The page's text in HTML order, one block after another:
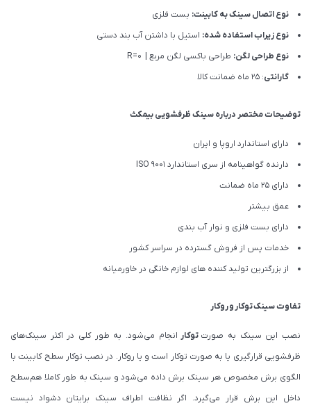
نوع اتصال سینک به کابینت: بست فلزی
نوع زیراب استفاده شده: استیل با داشتن آب بند دستی
نوع طراحی لگن: طراحی باکسی لگن مربع | R=0
گارانتی: ۲۵ ماه ضمانت کالا
توضیحات مختصر درباره سینک ظرفشویی بیمکث
دارای استاندارد اروپا و ایران
دارنده گواهینامه از سری استاندارد ISO 9001
دارای 25 ماه ضمانت
عمق بیشتر
دارای بست فلزی و نوار آب بندی
خدمات پس از فروش گسترده در سراسر کشور
از بزرگترین تولید کننده های لوازم خانگی در خاورمیانه
تفاوت سینکتوکار وروکار
نصب این سینک به صورتتوکار انجام می‌شود. به طور کلی در اکثر سینک‌های
ظرفشویی قرارگیری یا به صورت توکار است و یا روکار. در نصب توکار سطح کابینت با
الگوی برش مخصوص هر سینک برش داده می‌شود و سینک به طور کاملا هم‌سطح
داخل این برش قرار می‌گیرد. اگر نظافت اطراف سینک برایتان دشواد نیست